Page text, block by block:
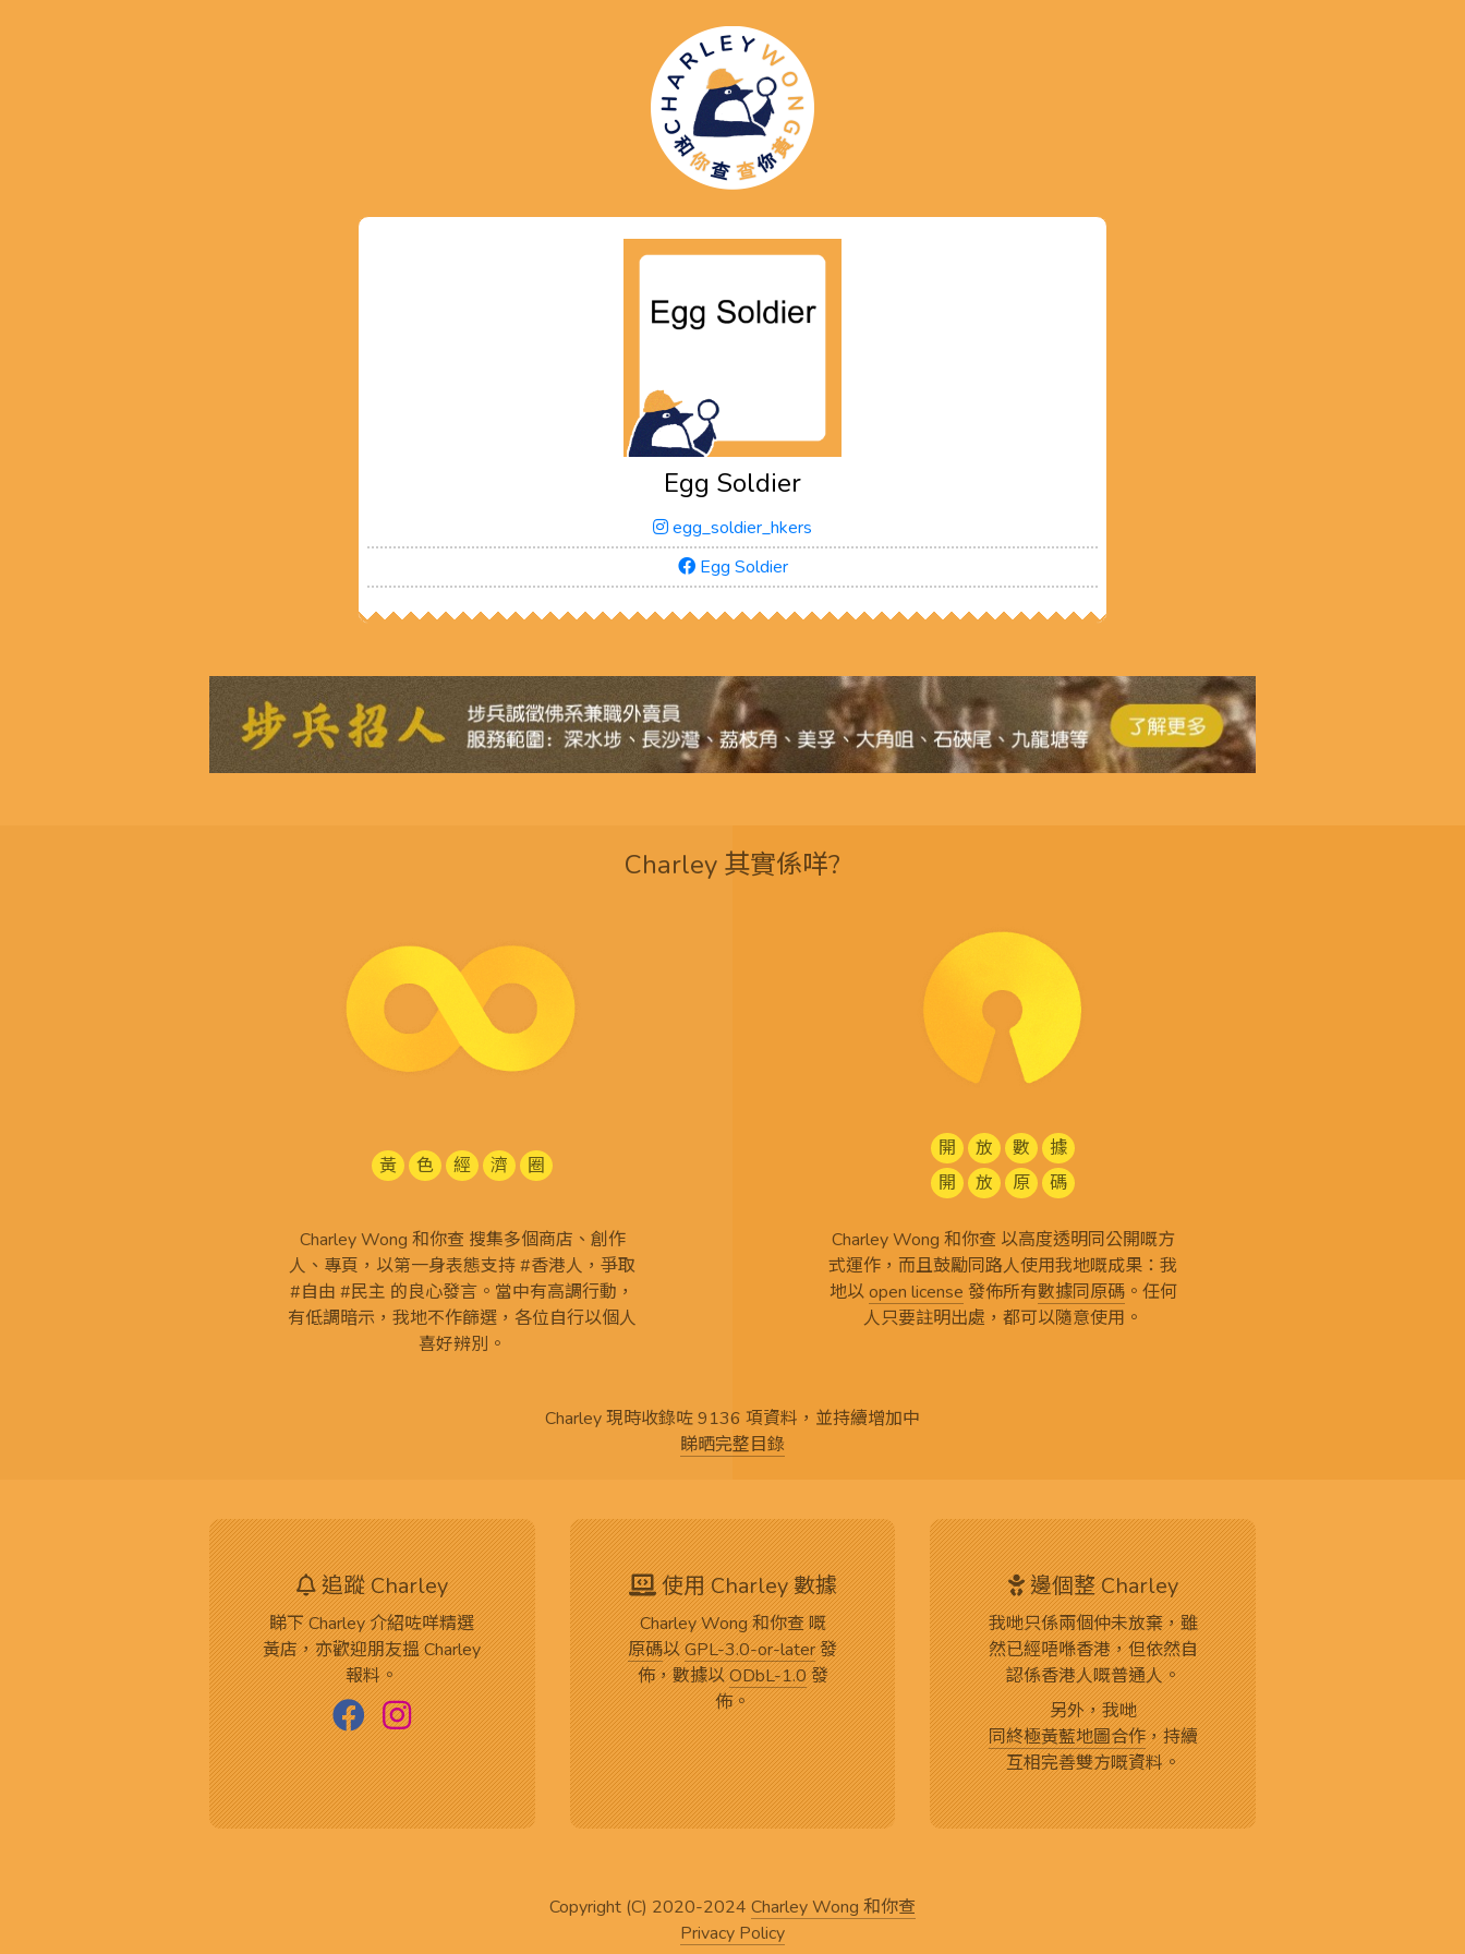
Egg Soldier
egg_soldier_hkers
Egg Soldier
Charley 其實係咩?
黃 色 經 濟 圈
Charley Wong 和你查 搜集多個商店、創作
人、專頁，以第一身表態支持 #香港人，爭取
#自由 #民主 的良心發言。當中有高調行動，
有低調暗示，我地不作篩選，各位自行以個人
喜好辨別。
開 放 數
據
開
放 原 碼
Charley Wong 和你查 以高度透明同公開嘅方
式運作，而且鼓勵同路人使用我地嘅成果：我
地以open license 發佈所有數據同原碼。任何
人只要註明出處，都可以隨意使用。
Charley 現時收錄咗 9136 項資料，並持續增加中
睇晒完整目錄
追蹤 Charley
睇下 Charley 介紹咗咩精選
黃店，亦歡迎朋友搵 Charley
報料。
使用 Charley 數據
Charley Wong 和你查 嘅
原碼以GPL-3.0-or-later發
佈，數據以ODbL-1.0發
佈。
邊個整 Charley
我哋只係兩個仲未放棄，雖
然已經唔喺香港，但依然自
認係香港人嘅普通人。
另外，我哋
同終極黃藍地圖合作，持續
互相完善雙方嘅資料。
Copyright (C) 2020-2024 Charley Wong 和你查
Privacy Policy